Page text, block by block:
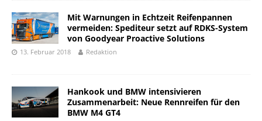
Mit Warnungen in Echtzeit Reifenpannen
vermeiden: Spediteur setzt auf RDKS-System
von Goodyear Proactive Solutions
13. Februar 2018 Redaktion
Hankook und BMW intensivieren
Zusammenarbeit: Neue Rennreifen für den
BMW M4 GT4